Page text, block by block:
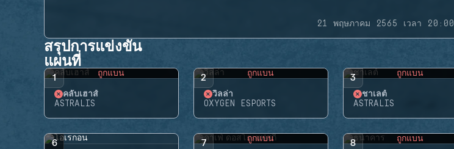
21 พฤษภาคม 2565 เวลา 20:00
สรุปการแข่งขัน
แผนที่
1 ถูกแบน
คลับเฮาส์
ASTRALIS
2 ถูกแบน
วิลล่า
OXYGEN ESPORTS
3 ถูกแบน
ชาเลต์
ASTRALIS
6 7 ถูกแบน 8 ถูกแบน